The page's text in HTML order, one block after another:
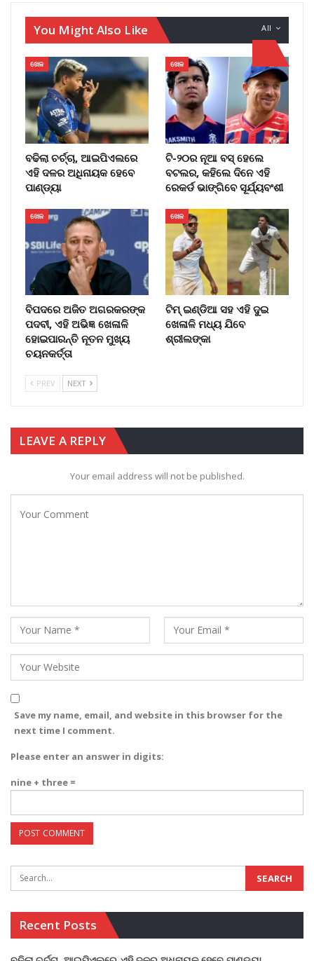
All
You Might Also Like
ଖେଳ
ବଢିଲା ଚର୍ଚ୍ଚା, ଆଇପିଏଲରେ
ଏହି ଦଳର ଅଧିନାୟକ ହେବେ
ପାଣ୍ଡ୍ୟା
ଖେଳ
ଟି-୨୦ର ନୂଆ ବସ୍ ହେଲେ
ବଟଲର, କହିଲେ ଦିନେ ଏହି
ରେକର୍ଡ ଭାଙ୍ଗିବେ ସୂର୍ଯ୍ୟବଂଶୀ
ଖେଳ
ବିପଦରେ ଅଜିତ ଅଗରକରଙ୍କ
ପଦବୀ, ଏହି ଅଭିଜ୍ଞ ଖେଳାଳି
ହୋଇପାରନ୍ତି ନୂତନ ମୁଖ୍ୟ
ଚୟନକର୍ତ୍ତା
ଖେଳ
ଟିମ୍ ଇଣ୍ଡିଆ ସହ ଏହି ଦୁଇ
ଖେଳାଳି ମଧ୍ୟ ଯିବେ
ଶ୍ରୀଲଙ୍କା
PREV NEXT
LEAVE A REPLY
Your email address will not be published.
Save my name, email, and website in this browser for the
next time I comment.
Please enter an answer in digits:
nine + three =
Recent Posts